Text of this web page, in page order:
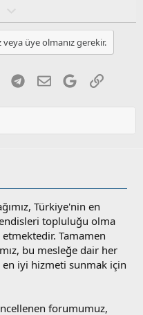
l
u
m
u
z
o
l
veya üye olmanız gerekir.
WhatsApp
Telegram
E-postaGoogleLink
Türkiye'nin en
topluluğu olma
Tamamen
bu mesleğe dair her
en iyi hizmeti sunmak için
forumumuz,